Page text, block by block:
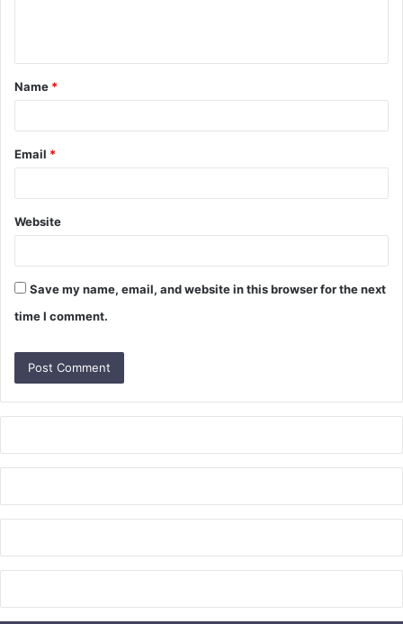
t
*
Name *
Email *
Website
Save my name, email, and website in this browser for the next
time I comment.